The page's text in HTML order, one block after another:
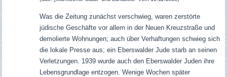
Was die Zeitung zunächst verschwieg, waren zerstörte
jüdische Geschäfte vor allem in der Neuen Kreuzstraße und
demolierte Wohnungen; auch über Verhaftungen schwieg sich
die lokale Presse aus; ein Eberswalder Jude starb an seinen
Verletzungen. 1939 wurde auch den Eberswalder Juden ihre
Lebensgrundlage entzogen. Wenige Wochen später